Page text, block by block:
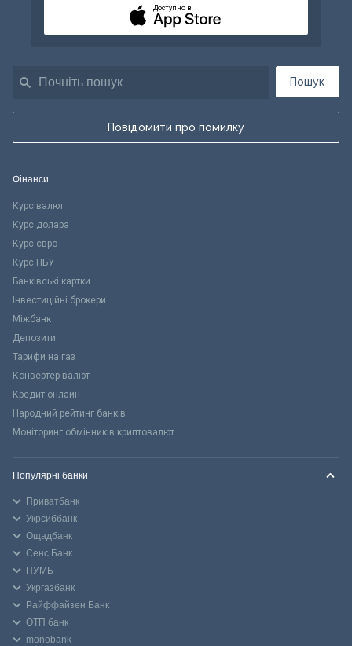
Пошук
Повідомити про помилку
Доступно в
Фінанси
Курс валют
Курс долара
Курс євро
Курс НБУ
Банківські картки
Інвестиційні брокери
Міжбанк
Депозити
Тарифи на газ
Конвертер валют
Кредит онлайн
Народний рейтинг банків
Моніторинг обмінників криптовалют
Популярні банки
Приватбанк
Укрсиббанк
Ощадбанк
Сенс Банк
ПУМБ
Укргазбанк
Райффайзен Банк
ОТП банк
monobank